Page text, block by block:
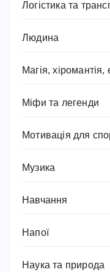
Логістика та
Людина
Магія,
Міфи та легенди
Мотивація для
Музика
Навчання
Напої
Наука та природа